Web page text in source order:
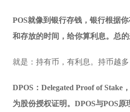
POS就像到银行存钱，银行根据
和存放的时间，给你算利息。总的
就是：持有币，有利息。持币越多
DPOS：Delegated Proof of Stake
为股份授权证明。DPOS与POS